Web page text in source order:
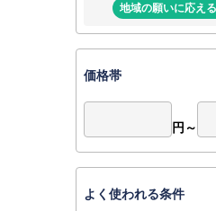
地域の願いに応え
価格帯
円～
よく使われる条件